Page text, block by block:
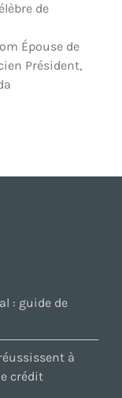
de
Épouse de
Président,
House
: guide de
à
crédit